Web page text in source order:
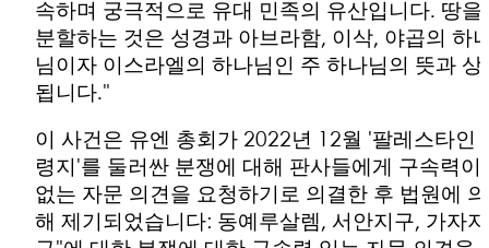
속하며 궁극적으로 유대 민족의 유산입니다. 땅을
분할하는 것은 성경과 아브라함, 이삭, 야곱의 하
님이자 이스라엘의 하나님인 주 하나님의 뜻과 상
됩니다."
이 사건은 유엔 총회가 2022년 12월 '팔레스타인
령지'를 둘러싼 분쟁에 대해 판사들에게 구속력이
없는 자문 의견을 요청하기로 의결한 후 법원에 의
해 제기되었습니다: 동예루살렘, 서안지구, 가자지